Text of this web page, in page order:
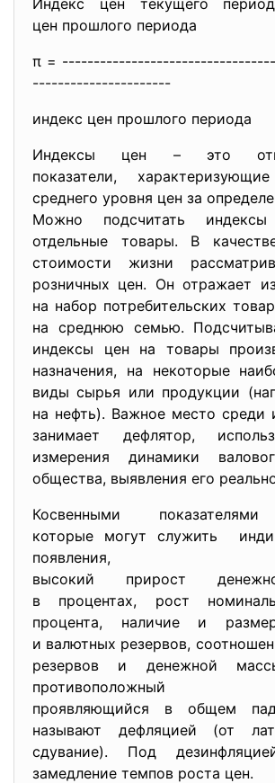
Индекс цен текущего
цен прошлого периода
π = ------------------------------
----------------------
индекс цен прошлого периода
Индексы цен – это
показатели,
среднего уровня цен за
Можно подсчитать
отдельные товары. В
стоимости жизни
розничных цен. Он отражает
на набор потребительских
на среднюю семью.
индексы цен на товары
назначения, на некоторые
виды сырья или продукции
на нефть). Важное место среди
занимает дефлятор,
измерения динамики
общества, выявления его
Косвенными
которые могут служить
появления,
высокий прирост
в процентах, рост
процента, наличие и
и валютных резервов,
резервов и денежной
противоположный
проявляющийся в общем
называют дефляцией (от
сдувание). Под
замедление темпов роста цен.